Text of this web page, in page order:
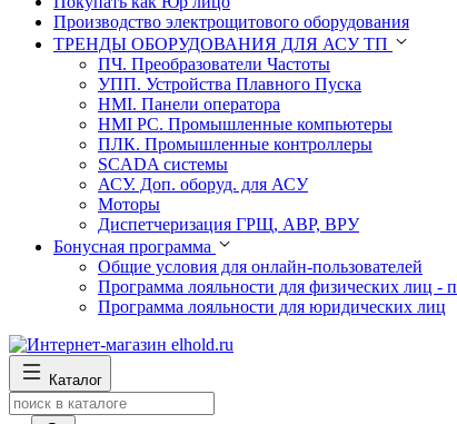
Производство электрощитового оборудования
ТРЕНДЫ ОБОРУДОВАНИЯ ДЛЯ АСУ ТП
ПЧ. Преобразователи Частоты
УПП. Устройства Плавного Пуска
HMI. Панели оператора
HMI РС. Промышленные компьютеры
ПЛК. Промышленные контроллеры
SCADA системы
АСУ. Доп. оборуд. для АСУ
Моторы
Диспетчеризация ГРЩ, АВР, ВРУ
Бонусная программа
Общие условия для онлайн-пользователей
Программа лояльности для физических лиц -
Программа лояльности для юридических лиц
Каталог